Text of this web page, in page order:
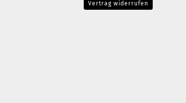
Vertrag widerrufen